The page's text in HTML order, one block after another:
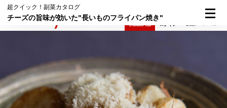
超クイック！副菜カタログ
チーズの旨味が効いた"長いものフライパン焼き"